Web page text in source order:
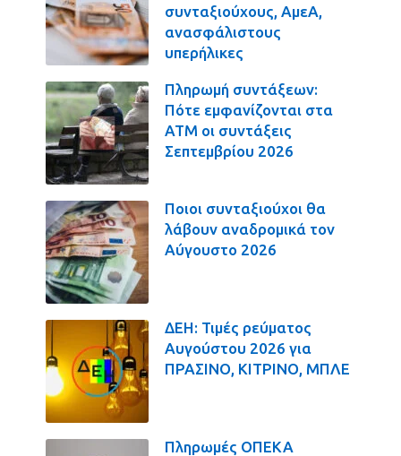
συνταξιούχους, ΑμεΑ,
ανασφάλιστους
υπερήλικες
Πληρωμή συντάξεων:
Πότε εμφανίζονται στα
ΑΤΜ οι συντάξεις
Σεπτεμβρίου 2026
Ποιοι συνταξιούχοι θα
λάβουν αναδρομικά τον
Αύγουστο 2026
ΔΕΗ: Τιμές ρεύματος
Αυγούστου 2026 για
ΠΡΑΣΙΝΟ, ΚΙΤΡΙΝΟ, ΜΠΛΕ
Πληρωμές ΟΠΕΚΑ